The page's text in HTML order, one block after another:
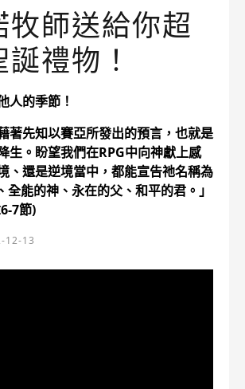
牧師送給你超
禮物！
人的季節！
著先知以賽亞所發出的預言，也就是
生。盼望我們在RPG中向神獻上感
、還是逆境當中，都能宣告祂名稱為
全能的神、永在的父、和平的君。」
7節)
12-13